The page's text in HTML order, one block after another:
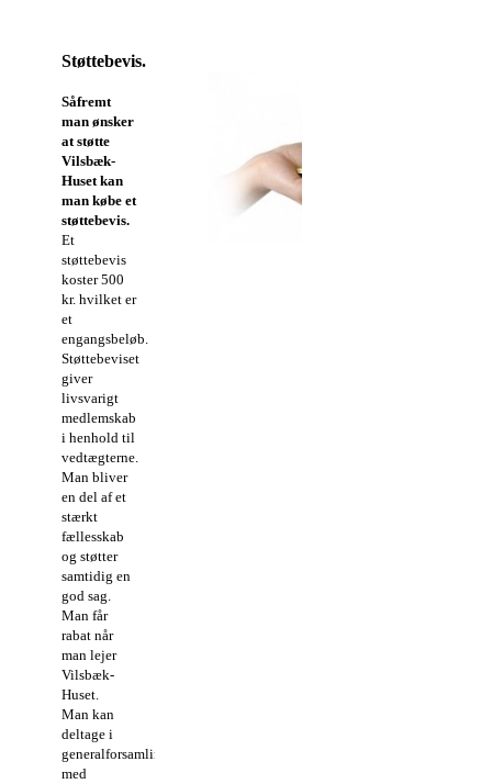
Støttebevis.
Såfremt
man ønsker
at støtte
Vilsbæk-
Huset kan
man købe et
støttebevis.
Et
støttebevis
koster 500
kr. hvilket er
et
engangsbeløb.
Støttebeviset
giver
livsvarigt
medlemskab
i henhold til
vedtægterne.
Man bliver
en del af et
stærkt
fællesskab
og støtter
samtidig en
god sag.
Man får
rabat når
man lejer
Vilsbæk-
Huset.
Man kan
deltage i
generalforsamlingsmiddagen
med